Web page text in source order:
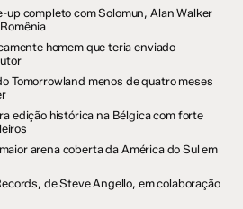
up completo com Solomun, Alan Walker
homem que teria enviado
Tomorrowland menos de quatro meses
edição histórica na Bélgica com forte
arena coberta da América do Sul em
de Steve Angello, em colaboração